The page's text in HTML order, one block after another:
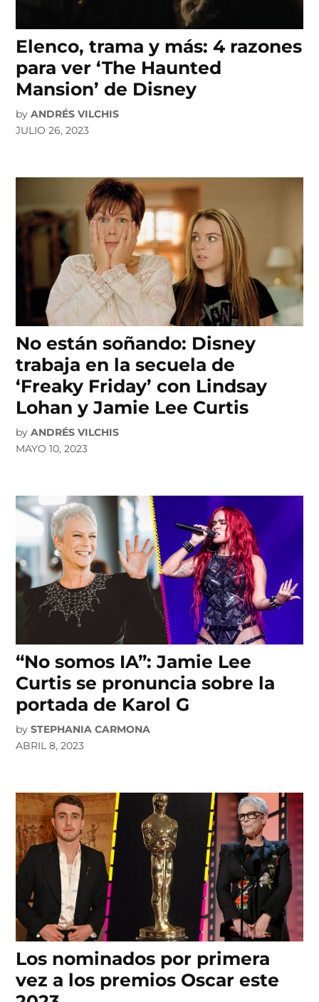
Elenco, trama y más: 4 razones
para ver ‘The Haunted
Mansion’ de Disney
by ANDRÉS VILCHIS
JULIO 26, 2023
No están soñando: Disney
trabaja en la secuela de
‘Freaky Friday’ con Lindsay
Lohan y Jamie Lee Curtis
by ANDRÉS VILCHIS
MAYO 10, 2023
“No somos IA”: Jamie Lee
Curtis se pronuncia sobre la
portada de Karol G
by STEPHANIA CARMONA
ABRIL 8, 2023
Los nominados por primera
vez a los premios Oscar este